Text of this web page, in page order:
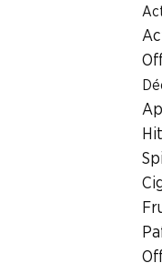
Localisateur
Succursale
8952
Succursale Denner